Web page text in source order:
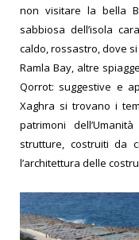
non visitare la bella
sabbiosa dell’isola
caldo, rossastro, dove
Ramla Bay, altre
Qorrot: suggestive e
Xaghra si trovano i
patrimoni
strutture, costruiti da
l’architettura delle